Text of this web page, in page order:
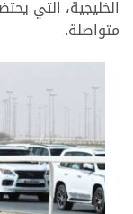
متواصلة.